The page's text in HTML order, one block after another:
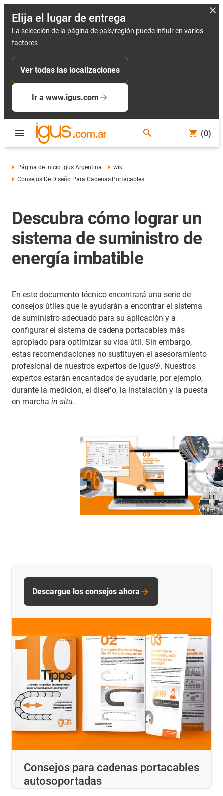
Elija el lugar de entrega
La selección de la página de país/región puede influir en varios
factores
Ver todas las localizaciones
Ir a www.igus.com
(0)
Página de inicio igus Argentina
wiki
Consejos De Diseño Para Cadenas Portacables
Descubra cómo lograr un
sistema de suministro de
energía imbatible
En este documento técnico encontrará una serie de
consejos útiles que le ayudarán a encontrar el sistema
de suministro adecuado para su aplicación y a
configurar el sistema de cadena portacables más
apropiado para optimizar su vida útil. Sin embargo,
estas recomendaciones no sustituyen el asesoramiento
profesional de nuestros expertos de igus®. Nuestros
expertos estarán encantados de ayudarle, por ejemplo,
durante la medición, el diseño, la instalación y la puesta
en marcha in situ.
Consejos para cadenas portacables
autosoportadas
Descargue los consejos ahora